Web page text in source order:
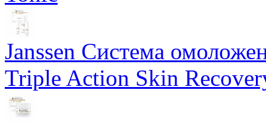
Janssen Система
Triple Action Skin